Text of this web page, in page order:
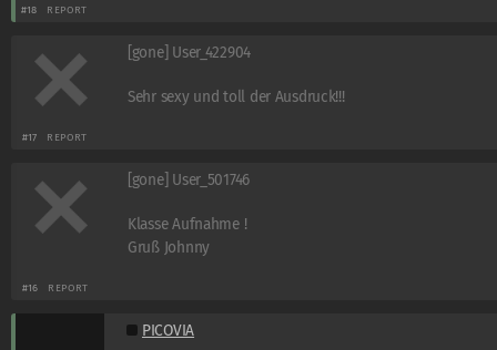
#18 REPORT
[gone] User_422904
Sehr sexy und toll der Ausdruck!!!
#17 REPORT
[gone] User_501746
Klasse Aufnahme !
Gruß Johnny
#16 REPORT
PICOVIA